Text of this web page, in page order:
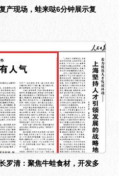
产现场，蛙来哒6分钟展示复
罗清：聚焦牛蛙食材，开发多